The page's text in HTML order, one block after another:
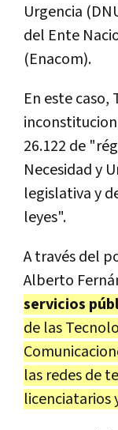
Urgencia
del Ente
(Enacom).
En este caso,
26.122 de
Necesidad y
legislativa y
leyes".
A través del
Alberto
servicios
de las
las redes de
licenciatarios